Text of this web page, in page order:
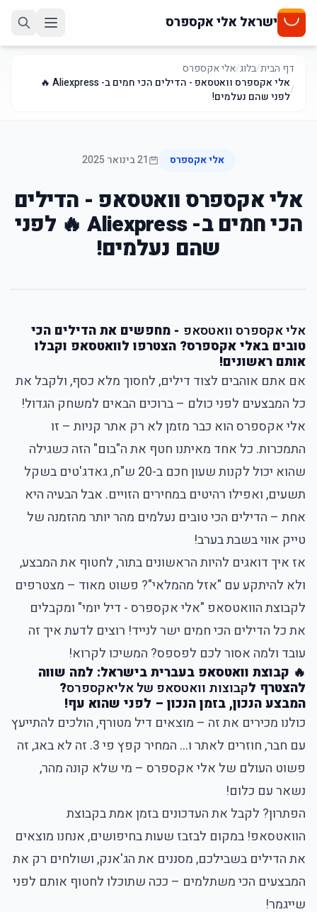
ישראל אלי אקספרס
דף הבית/בלוג/אלי אקספרס
/
אלי אקספרס וואטסאפ - הדילים הכי חמים ב- Aliexpress 🔥
לפני שהם נעלמים!
אלי אקספרס 21 בינואר 2025
אלי אקספרס וואטסאפ - הדילים
הכי חמים ב- Aliexpress 🔥 לפני
שהם נעלמים!
אלי אקספרס וואטסאפ - מחפשים את הדילים הכי
טובים באלי אקספרס? הצטרפו לוואטסאפ וקבלו
אותם ראשונים!
אם אתם אוהבים לצוד דילים, לחסוך מלא כסף, ולקבל את
כל המבצעים לפני כולם – ברוכים הבאים למשחק הגדול!
אלי אקספרס הוא כבר מזמן לא רק אתר קניות – זו
התמכרות. כל אחד מאיתנו חטף את ה"בום" הזה כשגילה
שהוא יכול לקנות שעון חכם ב-20 ש"ח, גאדג'טים בשקל
תשעים, ואפילו רהיטים במחירים הזויים. אבל הבעיה היא
אחת – הדילים הכי טובים נעלמים מהר יותר מהזמנה של
טייק אווי בשבת בערב!
אז איך דואגים להיות הראשונים בתור, לחטוף את המבצע,
ולא להיתקע עם "אזל מהמלאי"? פשוט מאוד – מצטרפים
לקבוצת הוואטסאפ "אלי אקספרס - דיל יומי" ומקבלים
את כל הדילים הכי חמים ישר לנייד! רוצים לדעת איך זה
עובד ולמה אסור לכם לפספס? המשיכו לקרוא!
🔥 קבוצת וואטסאפ בעברית בישראל: למה שווה
להצטרף לקבוצות וואטסאפ של אליאקספרס?
המבצע הנכון, בזמן הנכון – לפני שהוא עף!
כולנו מכירים את זה – מוצאים דיל מטורף, הולכים להתייעץ
עם חבר, חוזרים לאתר ו... המחיר קפץ פי 3. זה לא באג, זה
פשוט העולם של אלי אקספרס – מי שלא קונה מהר,
נשאר עם כלום!
הפתרון? לקבל את העדכונים בזמן אמת בקבוצת
הוואטסאפ! במקום לבזבז שעות בחיפושים, אנחנו מוצאים
את הדילים בשבילכם, מסננים את הג'אנק, ושולחים רק את
המבצעים הכי משתלמים – ככה שתוכלו לחטוף אותם לפני
שייגמר!